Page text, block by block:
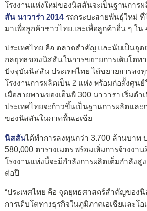
โรงงานแห่งใหม่ของนิสสันจะเป็นฐานการ
สัน นาวาร่า 2014 รถกระบะสายพันธุ์ใหม่
มาเพื่อลูกค้าชาวไทยและเพื่อลูกค้าอื่น ๆ ใน
ประเทศไทย คือ ตลาดสำคัญ และนับเป็นจุ
กลยุทธของนิสสันในการขยายการเติบโตทา
ปัจจุบันนิสสัน ประเทศไทย ได้ขยายการลงทุ
โรงงานการผลิตเป็น 2 แห่ง พร้อมก่อตั้งศูน
เมื่อสายพานของเอ็นพี 300 นาวารา เริ่มดำ
ประเทศไทยจะก้าวขึ้นเป็นฐานการผลิตแล
ของนิสสันในภาคพื้นเอเซีย
นิสสันได้ทำการลงทุนกว่า 3,700 ล้านบาท
580,000 ตารางเมตร พร้อมเพิ่มการจ้างงา
โรงงานแห่งนี้จะมีกำลังการผลิตเต็มกำลังสู
ต่อปี
“ประเทศไทย คือ จุดยุทธศาสตร์สำคัญของ
การเติบโตทางธุรกิจในภูมิภาคเอเชียและโอ